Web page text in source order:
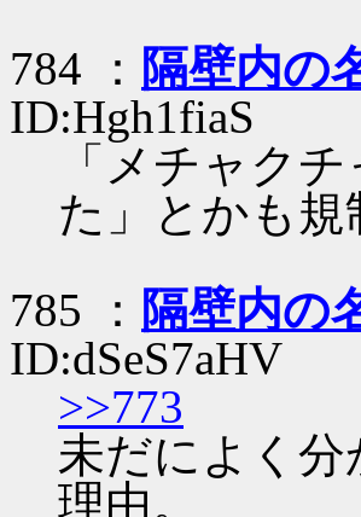
784 ： 隔壁内の
ID:Hgh1fiaS
「メチャク
た」とかも
785 ： 隔壁内の
ID:dSeS7aHV
>>773
未だによく
理由。